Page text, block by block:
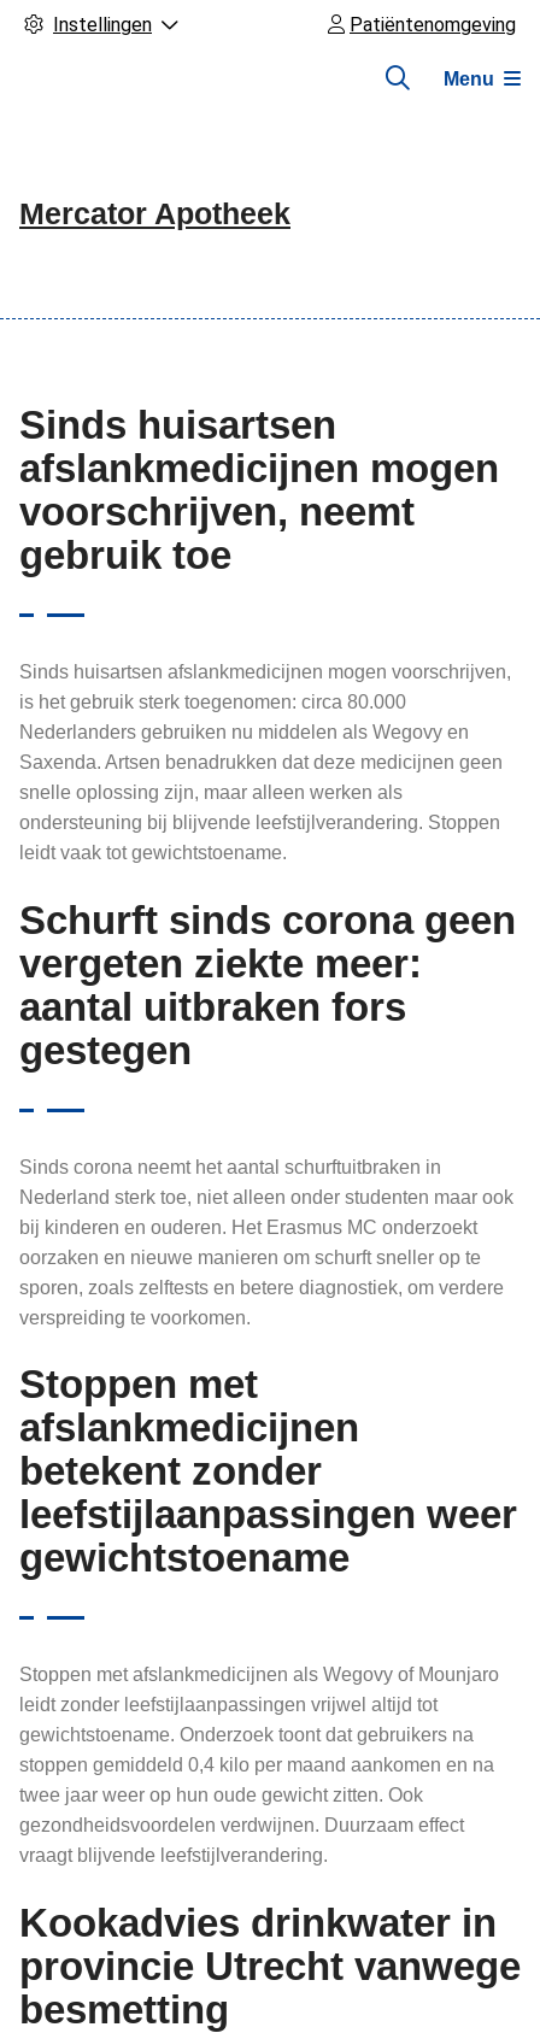
Instellingen Patiëntenomgeving
Mercator Apotheek
Menu
Sinds huisartsen
afslankmedicijnen mogen
voorschrijven, neemt
gebruik toe
Sinds huisartsen afslankmedicijnen mogen voorschrijven,
is het gebruik sterk toegenomen: circa 80.000
Nederlanders gebruiken nu middelen als Wegovy en
Saxenda. Artsen benadrukken dat deze medicijnen geen
snelle oplossing zijn, maar alleen werken als
ondersteuning bij blijvende leefstijlverandering. Stoppen
leidt vaak tot gewichtstoename.
Schurft sinds corona geen
vergeten ziekte meer:
aantal uitbraken fors
gestegen
Sinds corona neemt het aantal schurftuitbraken in
Nederland sterk toe, niet alleen onder studenten maar ook
bij kinderen en ouderen. Het Erasmus MC onderzoekt
oorzaken en nieuwe manieren om schurft sneller op te
sporen, zoals zelftests en betere diagnostiek, om verdere
verspreiding te voorkomen.
Stoppen met
afslankmedicijnen
betekent zonder
leefstijlaanpassingen weer
gewichtstoename
Stoppen met afslankmedicijnen als Wegovy of Mounjaro
leidt zonder leefstijlaanpassingen vrijwel altijd tot
gewichtstoename. Onderzoek toont dat gebruikers na
stoppen gemiddeld 0,4 kilo per maand aankomen en na
twee jaar weer op hun oude gewicht zitten. Ook
gezondheidsvoordelen verdwijnen. Duurzaam effect
vraagt blijvende leefstijlverandering.
Kookadvies drinkwater in
provincie Utrecht vanwege
besmetting